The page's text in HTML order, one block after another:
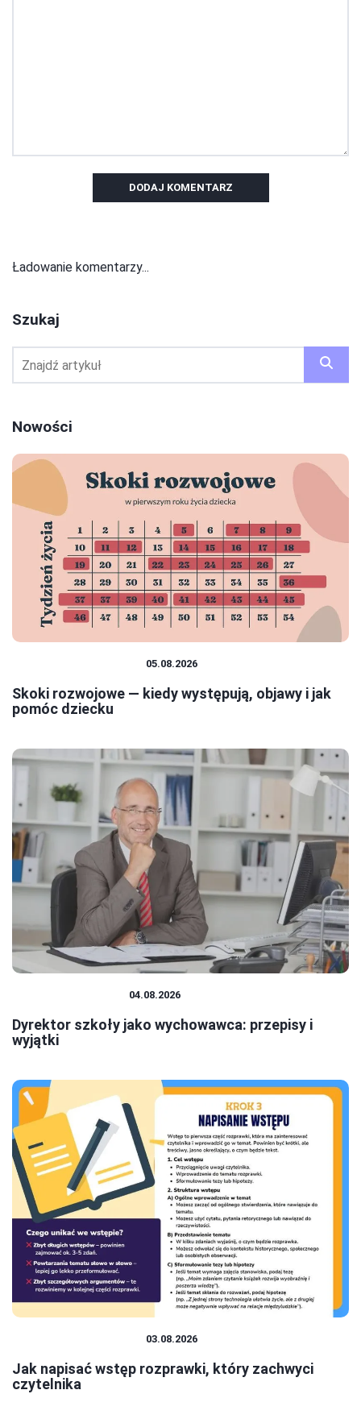
DODAJ KOMENTARZ
Ładowanie komentarzy...
Szukaj
Nowości
05.08.2026
Skoki rozwojowe — kiedy występują, objawy i jak
pomóc dziecku
04.08.2026
Dyrektor szkoły jako wychowawca: przepisy i
wyjątki
03.08.2026
Jak napisać wstęp rozprawki, który zachwyci
czytelnika